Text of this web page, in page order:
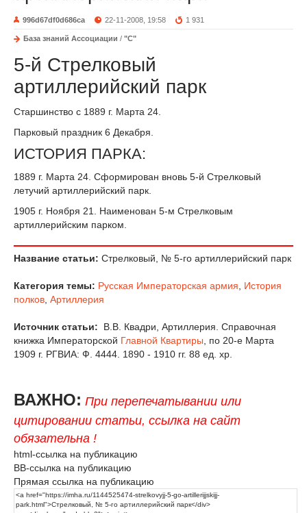
996d67df0d686ca 22-11-2008, 19:58 1 931
База знаний Ассоциации / "С"
5-й Стрелковый
артиллерийский парк
Старшинство с 1889 г. Марта 24.
Парковый праздник 6 Декабря.
ИСТОРИЯ ПАРКА:
1889 г. Марта 24. Сформирован вновь 5-й Стрелковый
летучий артиллерийский парк.
1905 г. Ноября 21. Наименован 5-м Стрелковым
артиллерийским парком.
Название статьи: Стрелковый, № 5-го артиллерийский парк
Категория темы: Русская Императорская армия
История
полков Артиллерия
Источник статьи:
В.В. Квадри, Артиллерия. Справочная
книжка Императорской Главной Квартиры , по 20-е Марта
1909 г. РГВИА: Ф. 4444. 1890 - 1910 гг. 88 ед. хр.
ВАЖНО: При перепечатывании или
цитировании статьи, ссылка на сайт
обязательна !
html-ссылка на публикацию
BB-ссылка на публикацию
Прямая ссылка на публикацию